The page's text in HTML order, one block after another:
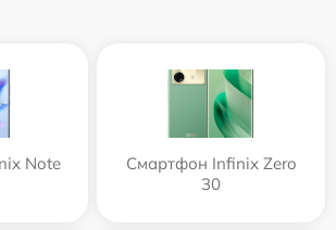
Note
Смартфон Infinix Zero
30